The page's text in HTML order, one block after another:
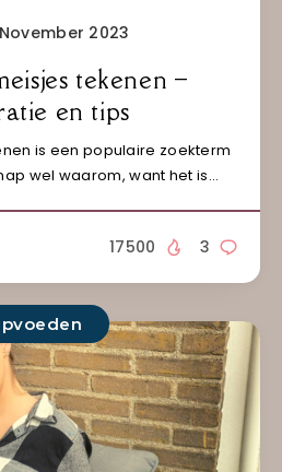
2023
tekenen –
en tips
is een populaire zoekterm
wel waarom, want het is…
3
17500